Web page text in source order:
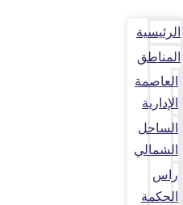
الرئيسية
المناطق
العاصمة
الإدارية
الساحل
الشمالي
راس
الحكمة